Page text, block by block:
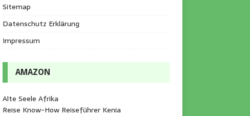
Sitemap
Datenschutz Erklärung
Impressum
AMAZON
Alte Seele Afrika
Reise Know-How Reiseführer Kenia